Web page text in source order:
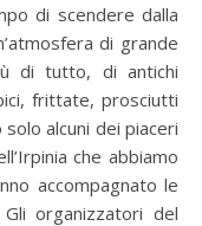
di scendere dalla
di grande
di tutto, di antichi
frittate, prosciutti
alcuni dei piaceri
che abbiamo
accompagnato le
organizzatori del